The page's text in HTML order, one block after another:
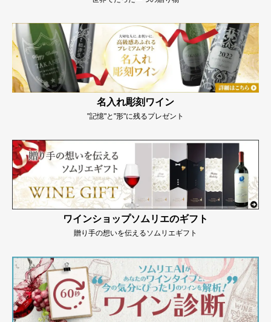
名入れ彫刻ワイン
"記憶"と"形"に残るプレゼント
ワインショップソムリエのギフト
贈り手の想いを伝えるソムリエギフト